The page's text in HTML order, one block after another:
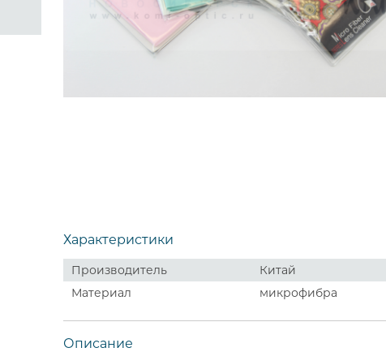
Характеристики
Производитель
Китай
Материал
микрофибра
Описание